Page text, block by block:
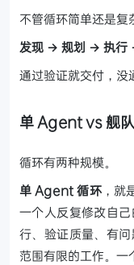
不管循环简单还是复
发现 → 规划 → 执行
通过验证就交付，没
单 Agent vs 舰队
循环有两种规模。
单 Agent 循环，就
一个人反复修改自
行、验证质量、有问
范围有限的工作。一